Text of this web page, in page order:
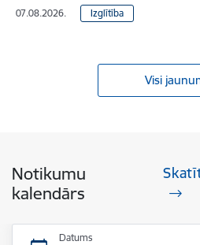
07.08.2026. Izglītība
Visi
Notikumu
kalendārs
Datums